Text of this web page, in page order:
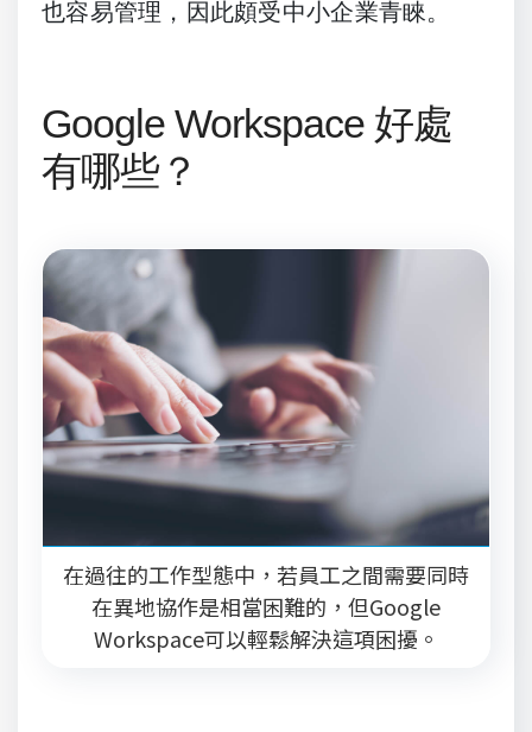
也容易管理，因此頗受中小企業青睞。
Google Workspace 好處
有哪些？
在過往的工作型態中，若員工之間需要同時
在異地協作是相當困難的，但Google
Workspace可以輕鬆解決這項困擾。